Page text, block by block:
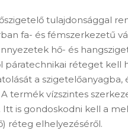
tulajdonsággal
fa- és fémszerkezetű
hő- és
páratechnikai réteget kell
a szigetelőanyagba,
termék vízszintes
is gondoskodni kell a
réteg elhelyezéséről.